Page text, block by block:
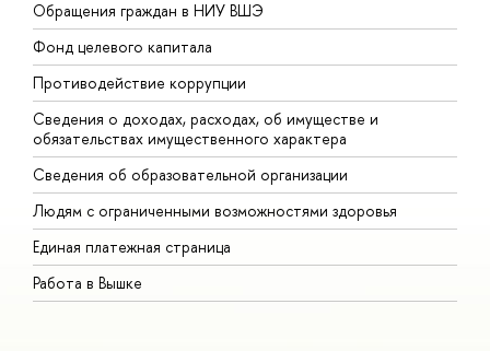
Обращения граждан в НИУ ВШЭ
Фонд целевого капитала
Противодействие коррупции
Сведения о доходах, расходах, об имуществе и
обязательствах имущественного характера
Сведения об образовательной организации
Людям с ограниченными возможностями здоровья
Единая платежная страница
Работа в Вышке